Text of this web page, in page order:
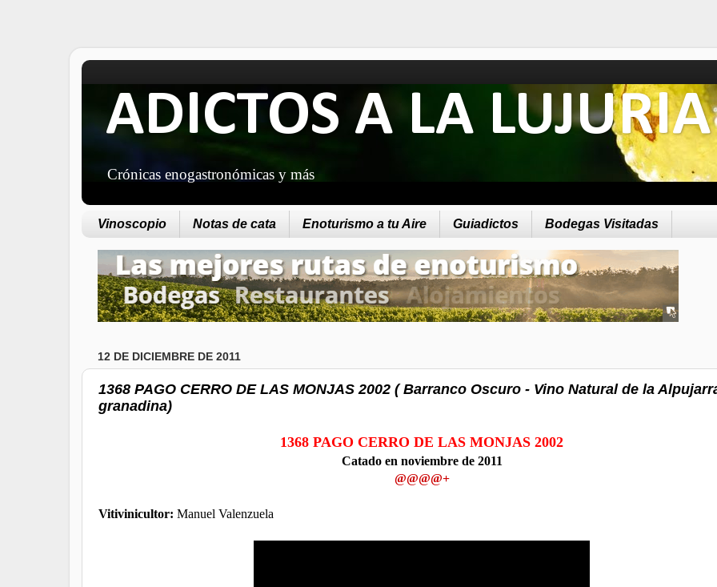
ADICTOS A LA LUJURIA
Crónicas enogastronómicas y más
Vinoscopio Notas de cata Enoturismo a tu Aire Guiadictos Bodegas Visitadas
12 DE DICIEMBRE DE 2011
1368 PAGO CERRO DE LAS MONJAS 2002 ( Barranco Oscuro - Vino Natural de la
granadina)
1368 PAGO CERRO DE LAS MONJAS 2002
Catado en noviembre de 2011
@@@@+
Vitivinicultor: Manuel Valenzuela